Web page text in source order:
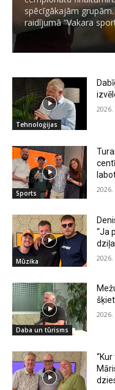
spēcīgākajām
raidījumā “Vakara
Tehnoloģijas
Sports
Mūzika
“Ja
Daba un tūrisms